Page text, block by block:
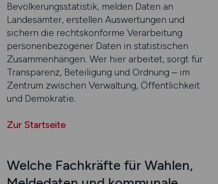
Bevölkerungsstatistik, melden Daten an
Landesämter, erstellen Auswertungen und
sichern die rechtskonforme Verarbeitung
personenbezogener Daten in statistischen
Zusammenhängen. Wer hier arbeitet, sorgt für
Transparenz, Beteiligung und Ordnung – im
Zentrum zwischen Verwaltung, Öffentlichkeit
und Demokratie.
Zur Startseite
Welche Fachkräfte für Wahlen,